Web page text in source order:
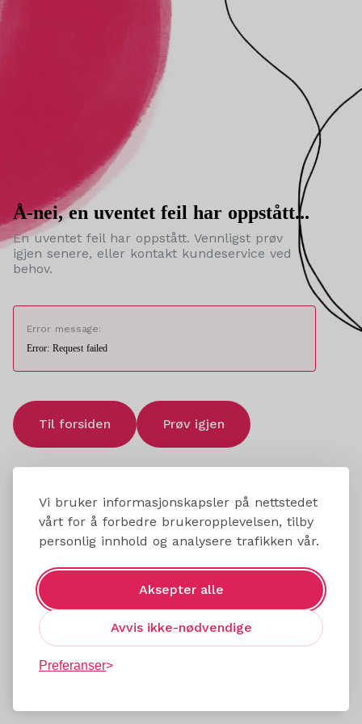
Vi bruker informasjonskapsler på nettstedet
vårt for å forbedre brukeropplevelsen, tilby
personlig innhold og analysere trafikken vår.
Aksepter alle
Avvis ikke-nødvendige
Preferanser
Å-nei, en uventet feil har oppstått...
En uventet feil har oppstått. Vennligst prøv
igjen senere, eller kontakt kundeservice ved
behov.
Error message:
Error: Request failed
Til forsiden Prøv igjen